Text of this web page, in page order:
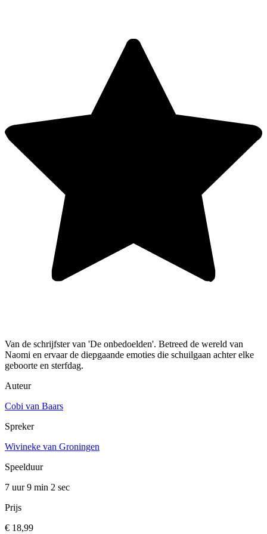
Van de schrijfster van 'De onbedoelden'. Betreed de wereld van
Naomi en ervaar de diepgaande emoties die schuilgaan achter elke
geboorte en sterfdag.
Auteur
Cobi van Baars
Spreker
Wivineke van Groningen
Speelduur
7 uur 9 min 2 sec
Prijs
€ 18,99